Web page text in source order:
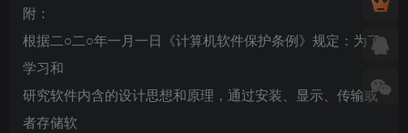
附：
根据二○二○年一月一日《计算机软件保护条例》规定：为了
学习和
研究软件内含的设计思想和原理，通过安装、显示、传输或
者存储软